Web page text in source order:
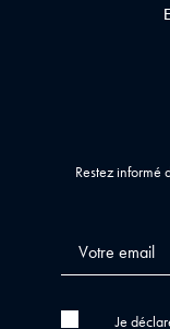
Restez informé
Je